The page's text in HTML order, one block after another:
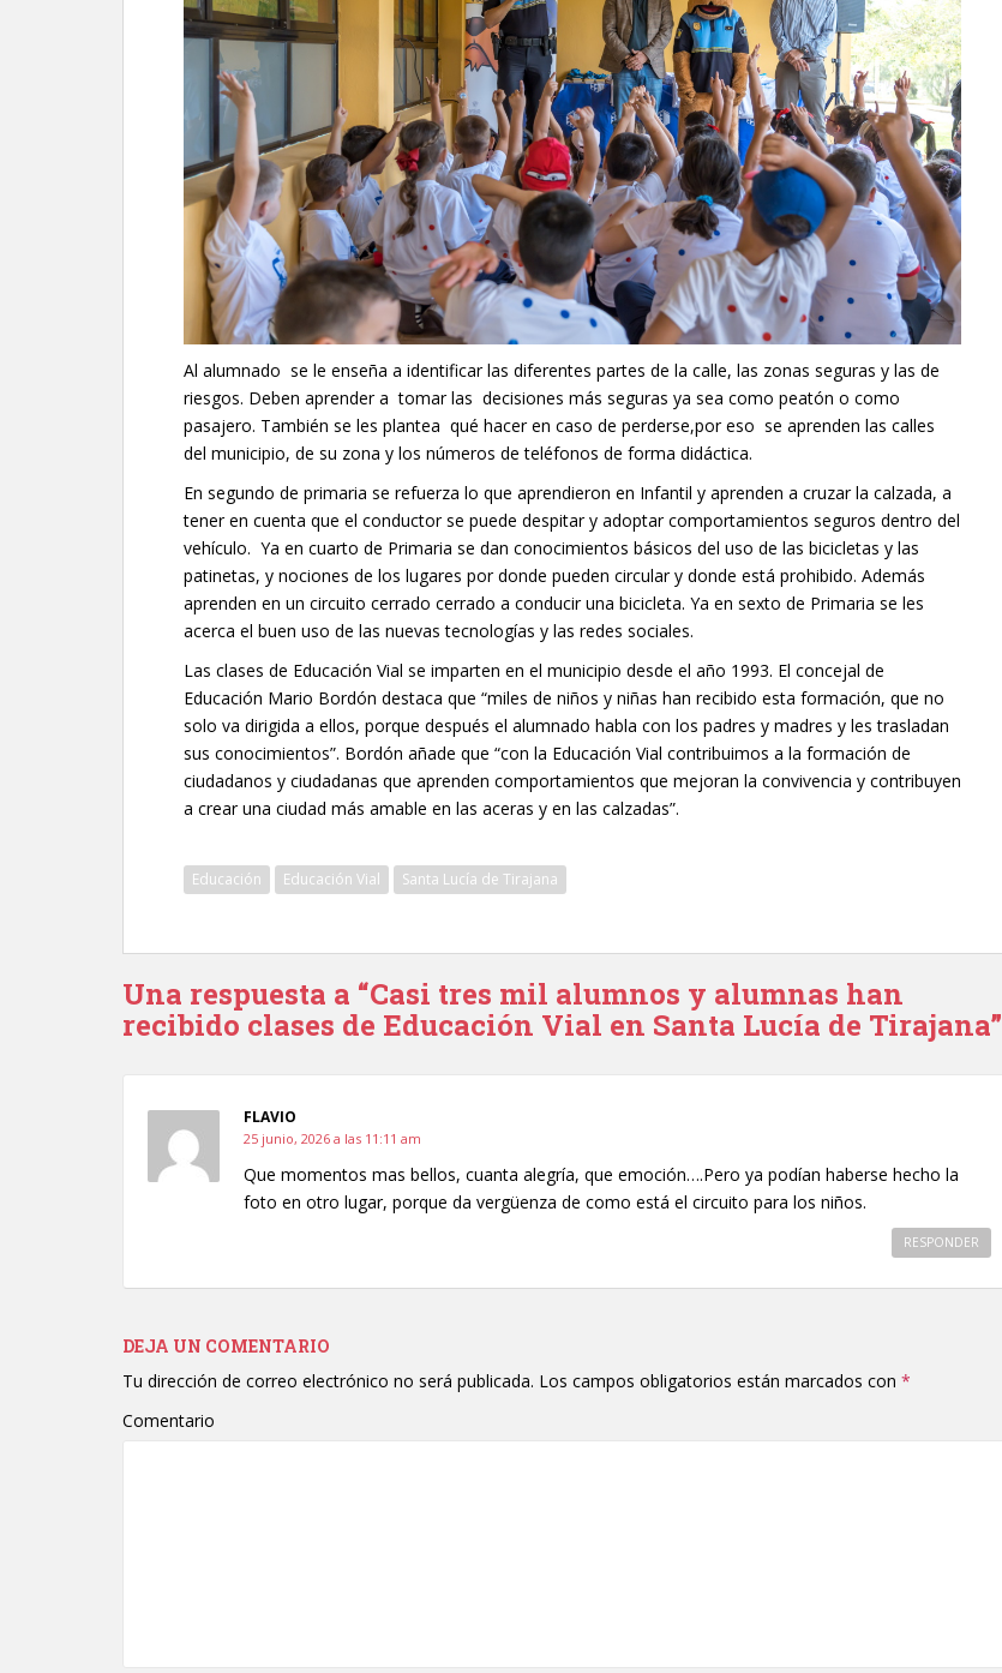
Al alumnado se le enseña a identificar las diferentes partes de la calle, las zonas seguras y las de
riesgos. Deben aprender a tomar las decisiones más seguras ya sea como peatón o como
pasajero. También se les plantea qué hacer en caso de perderse,por eso se aprenden las calles
del municipio, de su zona y los números de teléfonos de forma didáctica.
En segundo de primaria se refuerza lo que aprendieron en Infantil y aprenden a cruzar la calzada, a
tener en cuenta que el conductor se puede despitar y adoptar comportamientos seguros dentro del
vehículo. Ya en cuarto de Primaria se dan conocimientos básicos del uso de las bicicletas y las
patinetas, y nociones de los lugares por donde pueden circular y donde está prohibido. Además
aprenden en un circuito cerrado cerrado a conducir una bicicleta. Ya en sexto de Primaria se les
acerca el buen uso de las nuevas tecnologías y las redes sociales.
Las clases de Educación Vial se imparten en el municipio desde el año 1993. El concejal de
Educación Mario Bordón destaca que “miles de niños y niñas han recibido esta formación, que no
solo va dirigida a ellos, porque después el alumnado habla con los padres y madres y les trasladan
sus conocimientos”. Bordón añade que “con la Educación Vial contribuimos a la formación de
ciudadanos y ciudadanas que aprenden comportamientos que mejoran la convivencia y contribuyen
a crear una ciudad más amable en las aceras y en las calzadas”.
Educación Educación Vial Santa Lucía de Tirajana
Una respuesta a “Casi tres mil alumnos y alumnas han
recibido clases de Educación Vial en Santa Lucía de Tirajana”
FLAVIO
25 junio, 2026 a las 11:11 am
Que momentos mas bellos, cuanta alegría, que emoción….Pero ya podían haberse hecho la
foto en otro lugar, porque da vergüenza de como está el circuito para los niños.
RESPONDER
DEJA UN COMENTARIO
Tu dirección de correo electrónico no será publicada. Los campos obligatorios están marcados con *
Comentario